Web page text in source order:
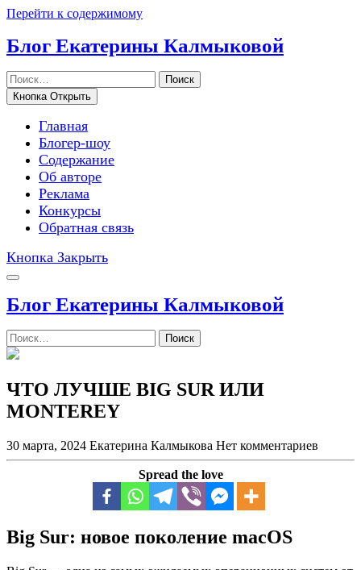
Перейти к содержимому
Блог Екатерины Калмыковой
Поиск
Кнопка Открыть
Главная
Блогер-шоу
Содержание
Об авторе
Реклама
Конкурсы
Обратная связь
Кнопка Закрыть
Блог Екатерины Калмыковой
Поиск
ЧТО ЛУЧШЕ BIG SUR ИЛИ
MONTEREY
30 марта, 2024 Екатерина Калмыкова Нет комментариев
Spread the love
Big Sur: новое поколение macOS